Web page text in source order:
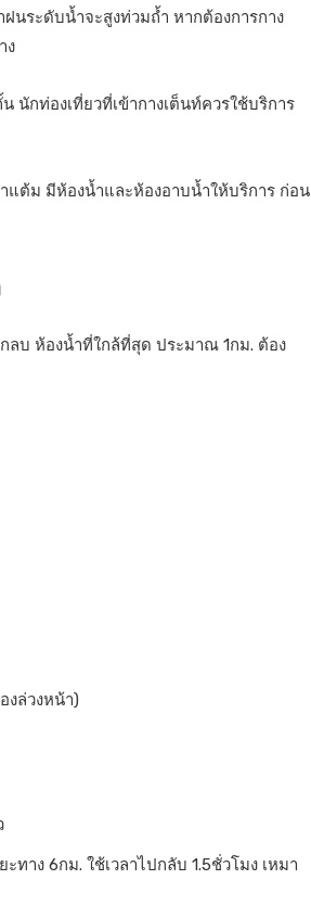
นระดับน้ำจะสูงท่วมถ้ำ หากต้องการกาง
ง
นักท่องเที่ยวที่เข้ากางเต็นท์ควรใช้บริการ
ต้ม มีห้องน้ำและห้องอาบน้ำให้บริการ ก่อน
ลบ ห้องน้ำที่ใกล้ที่สุด ประมาณ 1กม. ต้อง
งล่วงหน้า)
าง 6กม. ใช้เวลาไปกลับ 1.5ชั่วโมง เหมา